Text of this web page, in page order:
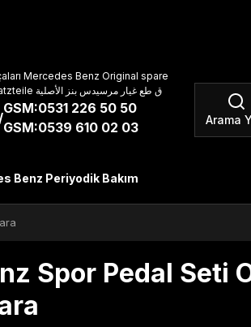
Mercedes Benz Original spare
parts Mercedes-Benz Original-Ersatzteile ق طع غيار مرسيدس بنز الأصلية
GSM:0531 226 50 50
GSM:0539 610 02 03
Arama
Benz Periyodik Bakım
Spor Pedal Seti